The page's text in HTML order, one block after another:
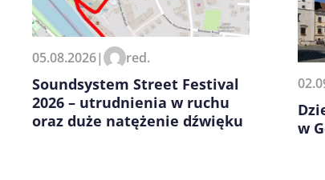
Zapamiętaj moje dane
kolejnych komentarzy.
05.08.2026| red.
Soundsystem Street Festival
2026 – utrudnienia w ruchu
oraz duże natężenie dźwięku
w